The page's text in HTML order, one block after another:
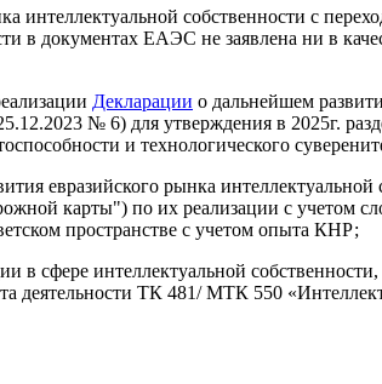
интеллектуальной собственности с
документах ЕАЭС не заявлена ни в
Декларации о дальнейшем
№ 6) для утверждения в 2025г.
и технологического
евразийского рынка
карты") по их реализации с учетом
пространстве с учетом опыта КНР;
в сфере интеллектуальной
ТК 481/ МТК 550